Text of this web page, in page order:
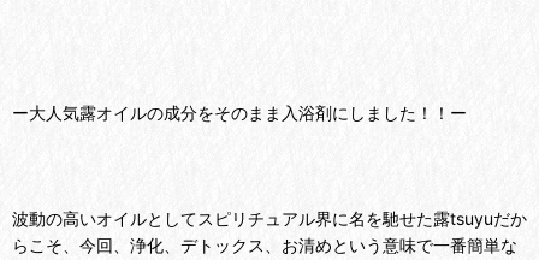
ー大人気露オイルの成分をそのまま入浴剤にしました！！ー
波動の高いオイルとしてスピリチュアル界に名を馳せた露tsuyuだか
らこそ、今回、浄化、デトックス、お清めという意味で一番簡単な